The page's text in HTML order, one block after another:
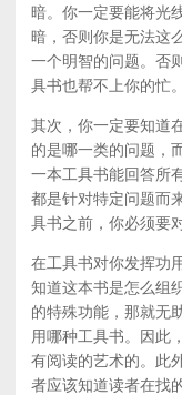
暗。你一定要能将光
暗，否则你是无法这
一个明智的问题。否
具书也帮不上你的忙。
其次，你一定要知道
的是哪一类的问题，
一本工具书能回答所
都是针对特定问题而
具书之前，你必须要
在工具书对你发挥功
知道这本书是怎么组
的特殊功能，那就无
用哪种工具书。因此
有阅读的艺术的。此
者应该知道读者在找